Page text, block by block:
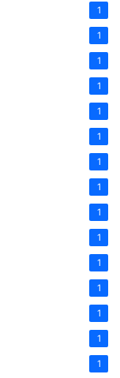
1
1
1
1
1
1
1
1
1
1
1
1
1
1
1